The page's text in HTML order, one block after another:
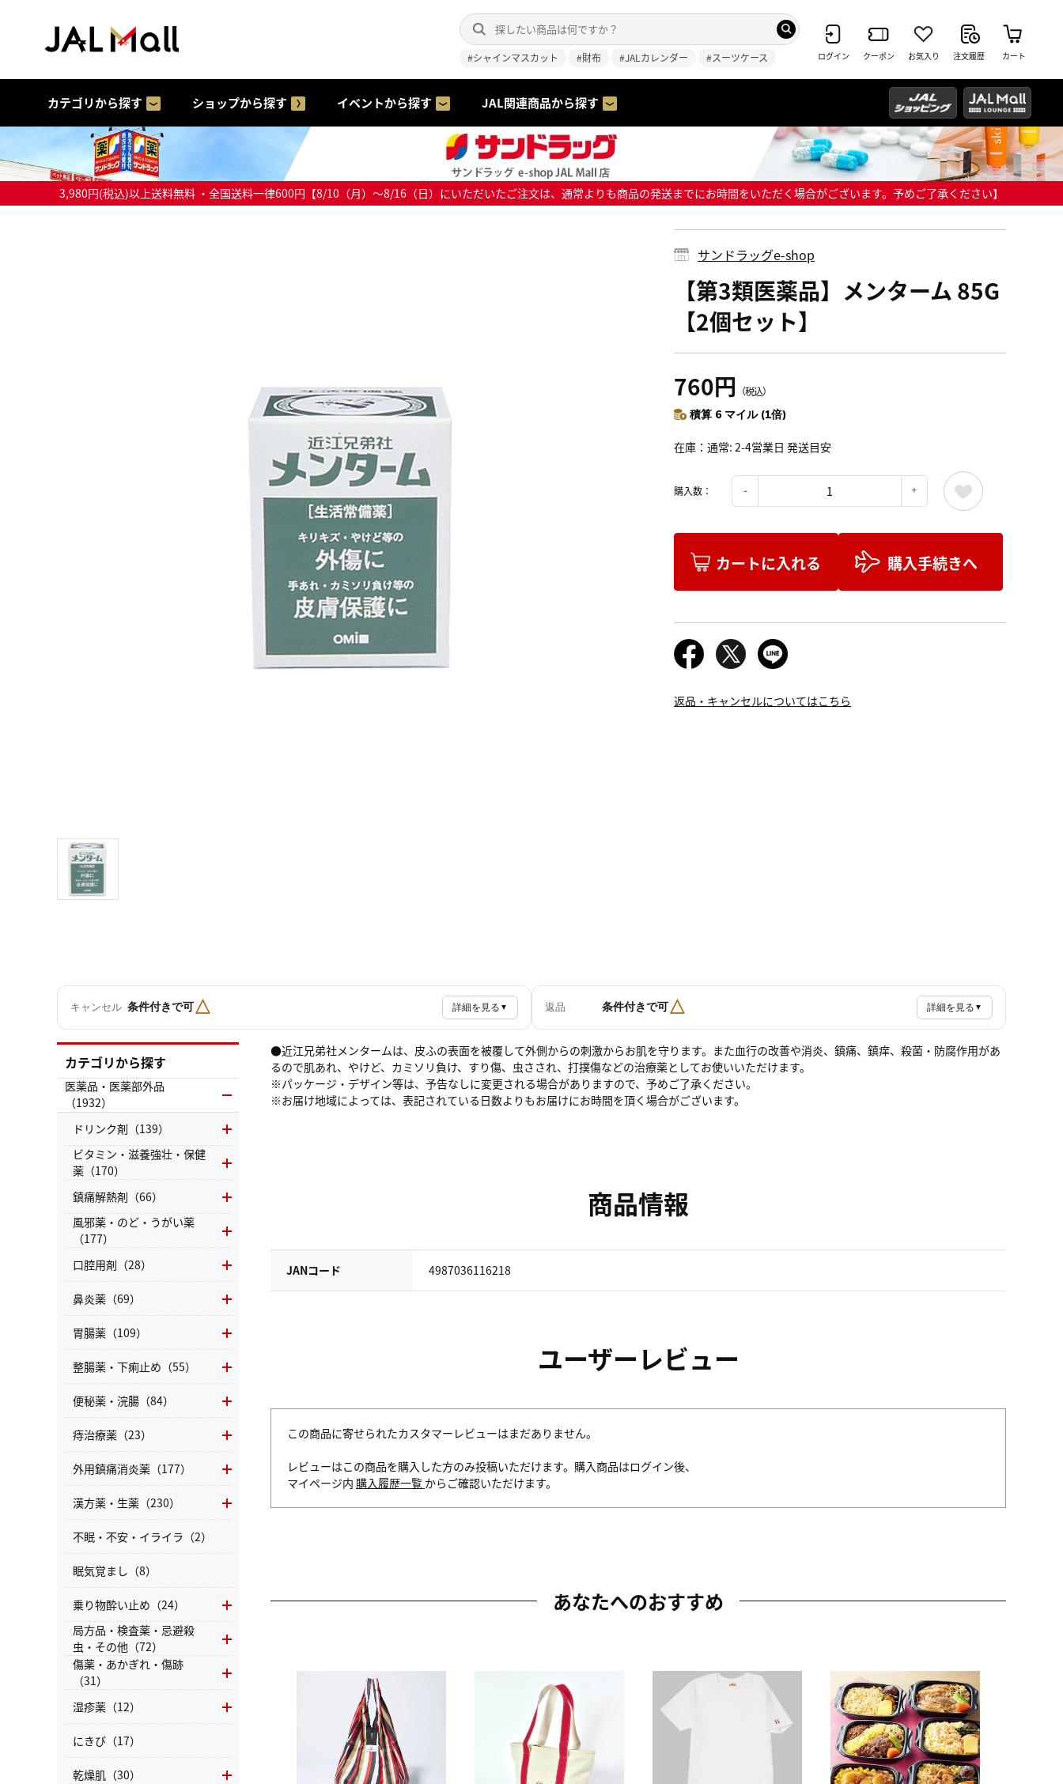
#シャインマスカット #財布 #JALカレンダー #スーツケース ログイン クーポン お気入り 注文履歴 カート
カテゴリから探す ショップから探す イベントから探す JAL関連商品から探す
3,980円(税込)以上送料無料 ・全国送料一律600円【8/10（月）～8/16（日）にいただいたご注文は、通常よりも商品の発送までにお時間をいただく場合がございます。予めご了承ください】
サンドラッグe-shop
【第3類医薬品】メンターム 85G
【2個セット】
760円 （税込）
積算 6 マイル (1倍)
在庫 通常: 2-4営業日 発送目安
購入数：
カートに入れる 購入手続きへ
返品・キャンセルについてはこちら
キャンセル 条件付きで可△ 詳細を見る ▼ 返品 条件付きで可△ 詳細を見る ▼
●近江兄弟社メンタームは、皮ふの表面を被覆して外側からの刺激からお肌を守ります。また血行の改善や消炎、鎮痛、鎮痒、殺菌・防腐作用があ
るので肌あれ、やけど、カミソリ負け、すり傷、虫さされ、打撲傷などの治療薬としてお使いいただけます。
※パッケージ・デザイン等は、予告なしに変更される場合がありますので、予めご了承ください。
※お届け地域によっては、表記されている日数よりもお届けにお時間を頂く場合がございます。
商品情報
JANコード 4987036116218
ユーザーレビュー
この商品に寄せられたカスタマーレビューはまだありません。
レビューはこの商品を購入した方のみ投稿いただけます。購入商品はログイン後、
マイページ内 購入履歴一覧 からご確認いただけます。
あなたへのおすすめ
カテゴリから探す
医薬品・医薬部外品
（1932）
ドリンク剤（139）
ビタミン・滋養強壮・保健
薬（170）
鎮痛解熱剤（66）
風邪薬・のど・うがい薬
（177）
口腔用剤（28）
鼻炎薬（69）
胃腸薬（109）
整腸薬・下痢止め（55）
便秘薬・浣腸（84）
痔治療薬（23）
外用鎮痛消炎薬（177）
漢方薬・生薬（230）
不眠・不安・イライラ（2）
眠気覚まし（8）
乗り物酔い止め（24）
局方品・検査薬・忌避殺
虫・その他（72）
傷薬・あかぎれ・傷跡
（31）
湿疹薬（12）
にきび（17）
乾燥肌（30）